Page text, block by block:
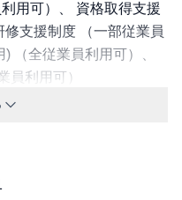
用可）、 資格取得支援
支援制度 （一部従業員
（全従業員利用可）、
員利用可）
バイク通勤可／社宅・寮
生年金・雇用保険・労